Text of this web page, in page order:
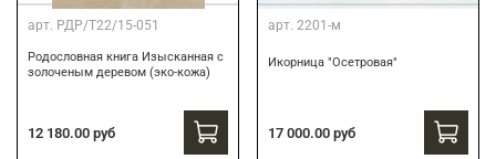
арт. РДР/Т22/15-051
Родословная книга Изысканная с
золоченым деревом (эко-кожа)
12 180.00 руб
арт. 2201-м
Икорница "Осетровая"
17 000.00 руб